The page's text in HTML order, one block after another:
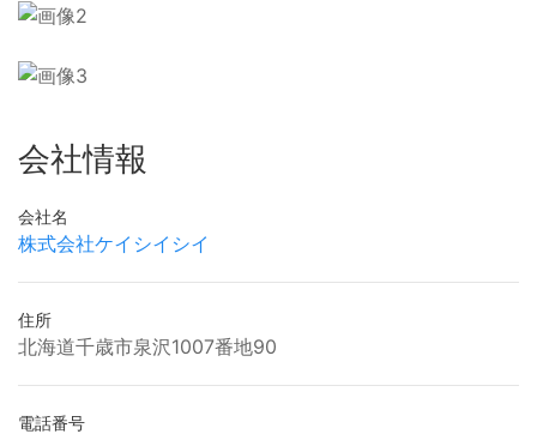
会社情報
会社名
株式会社ケイシイシイ
住所
北海道千歳市泉沢1007番地90
電話番号